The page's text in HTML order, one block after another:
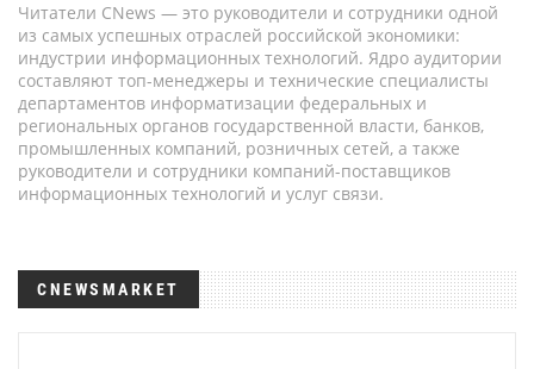
Читатели CNews — это руководители и сотрудники одной
из самых успешных отраслей российской экономики:
индустрии информационных технологий. Ядро аудитории
составляют топ-менеджеры и технические специалисты
департаментов информатизации федеральных и
региональных органов государственной власти, банков,
промышленных компаний, розничных сетей, а также
руководители и сотрудники компаний-поставщиков
информационных технологий и услуг связи.
CNEWSMARKET